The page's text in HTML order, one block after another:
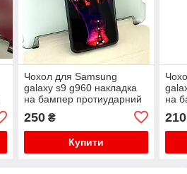
Чохол для Samsung
galaxy s9 g960 накладка
на бампер протиударний
синій
250₴
Купити
на
210